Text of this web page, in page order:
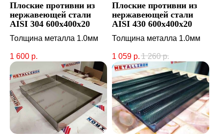
Плоские противни из
нержавеющей стали
AISI 304 600х400х20
Толщина металла 1.0мм
1 600 р.
Плоские противни из
нержавеющей стали
AISI 430 600х400х20
Толщина металла 1.0мм
1 059 р. 1 260 р.